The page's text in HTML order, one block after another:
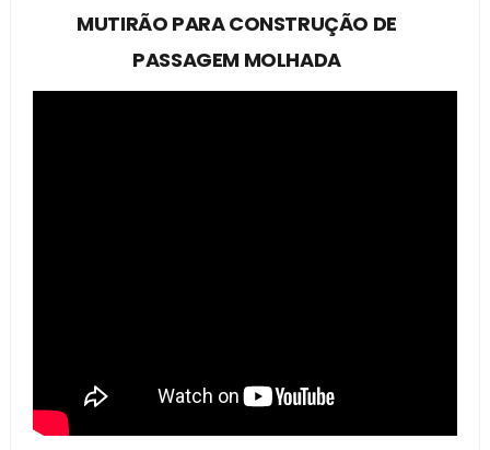
MUTIRÃO PARA CONSTRUÇÃO DE
PASSAGEM MOLHADA